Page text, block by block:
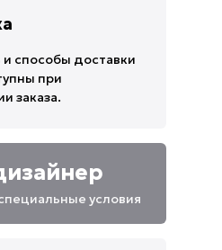
способы доставки
при
заказа.
условия